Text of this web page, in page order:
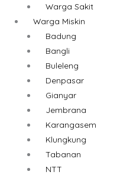
Warga Sakit
Warga Miskin
Badung
Bangli
Buleleng
Denpasar
Gianyar
Jembrana
Karangasem
Klungkung
Tabanan
NTT